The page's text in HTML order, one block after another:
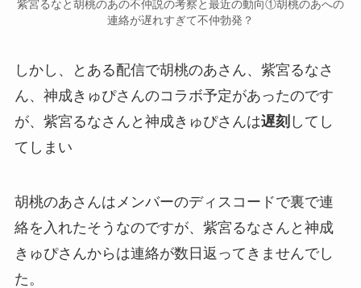
紫宮るなと胡桃のあの不仲説の考察と最近の動向①胡桃のあへの
連絡が遅れすぎて不仲勃発？
しかし、とある配信で胡桃のあさん、紫宮るなさ
ん、神成きゅぴさんのコラボ予定があったのです
が、紫宮るなさんと神成きゅぴさんは遅刻 してし
てしまい
胡桃のあさんはメンバーのディスコードで裏で連
絡を入れたそうなのですが、紫宮るなさんと神成
きゅぴさんからは連絡が数日返ってきませんでし
た 。